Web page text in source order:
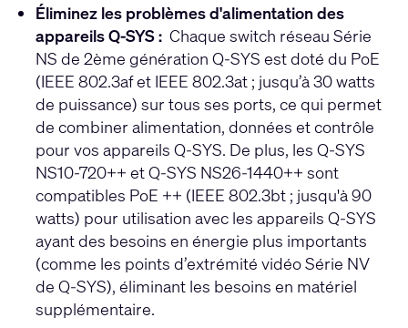
Éliminez les problèmes d'alimentation des
appareils Q-SYS :Chaque switch réseau Série
NS de 2ème génération Q-SYS est doté du PoE
(IEEE 802.3af et IEEE 802.3at ; jusqu’à 30 watts
de puissance) sur tous ses ports, ce qui permet
de combiner alimentation, données et contrôle
pour vos appareils Q-SYS. De plus, les Q-SYS
NS10-720++ et Q-SYS NS26-1440++ sont
compatibles PoE ++ (IEEE 802.3bt ; jusqu'à 90
watts) pour utilisation avec les appareils Q-SYS
ayant des besoins en énergie plus importants
(comme les points d’extrémité vidéo Série NV
de Q-SYS), éliminant les besoins en matériel
supplémentaire.